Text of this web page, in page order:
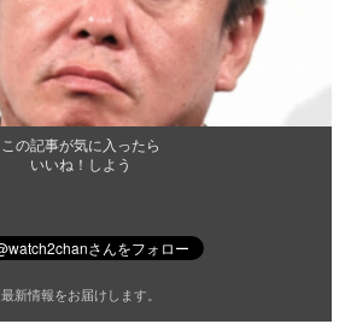
この記事が気に入ったら
いいね！しよう
最新情報をお届けします。